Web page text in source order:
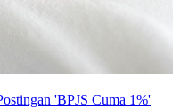
'BPJS Cuma 1%'